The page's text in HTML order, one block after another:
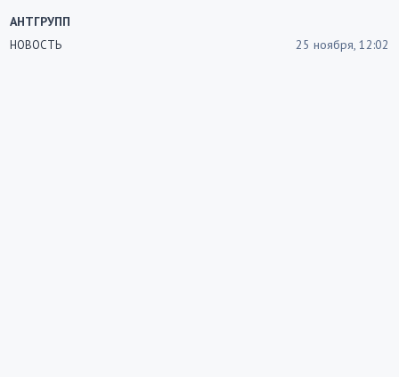
НОВОСТЬ 25 ноября, 12:02
АНТГРУПП